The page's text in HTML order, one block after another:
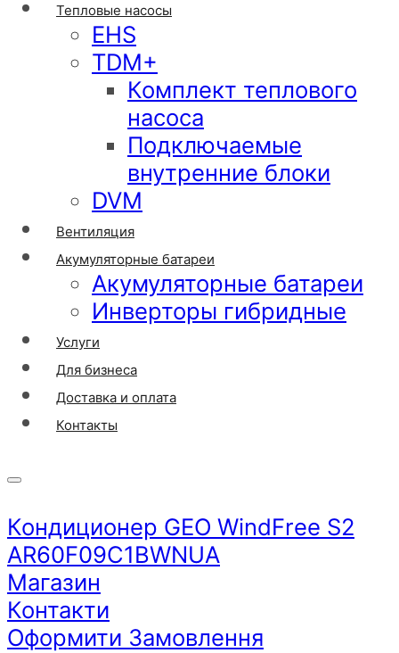
Тепловые насосы
EHS
TDM+
Комплект теплового
насоса
Подключаемые
внутренние блоки
DVM
Вентиляция
Акумуляторные батареи
Акумуляторные батареи
Инверторы гибридные
Услуги
Для бизнеса
Доставка и оплата
Контакты
Кондиционер GEO WindFree S2
AR60F09C1BWNUA
Магазин
Контакти
Оформити Замовлення